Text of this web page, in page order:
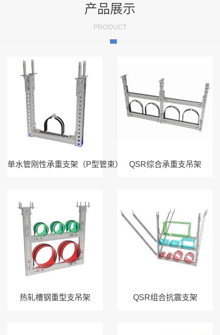
产品展示
PRODUCT
单水管刚性承重支架（P型管束） QSR综合承重支吊架
热轧槽钢重型支吊架 QSR组合抗震支架